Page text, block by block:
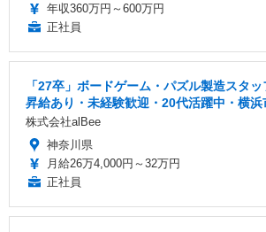
年収360万円～600万円
正社員
「27卒」ボードゲーム・パズル製造スタッ
昇給あり・未経験歓迎・20代活躍中・横浜
株式会社alBee
神奈川県
月給26万4,000円～32万円
正社員